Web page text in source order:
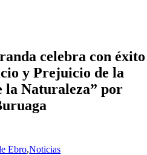
celebra con éxito
y Prejuicio de la
la Naturaleza” por
Ebro,Noticias